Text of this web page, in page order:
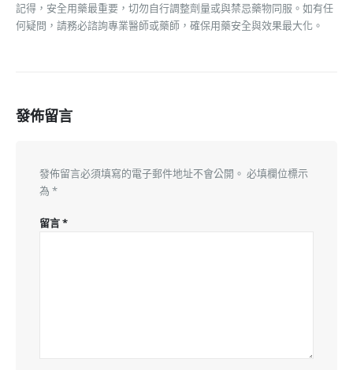
記得，安全用藥最重要，切勿自行調整劑量或與禁忌藥物同服。如有任
何疑問，請務必諮詢專業醫師或藥師，確保用藥安全與效果最大化。
發佈留言
發佈留言必須填寫的電子郵件地址不會公開。 必填欄位標示
為 *
留言*